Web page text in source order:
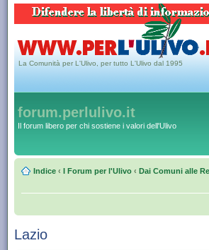
La Comunità per L'Ulivo, per tutto L'Ulivo dal 1995
forum.perlulivo.it
Il forum libero per chi sostiene i valori dell'Ulivo
Indice ‹ I Forum per l'Ulivo ‹ Dai Comuni alle
Lazio